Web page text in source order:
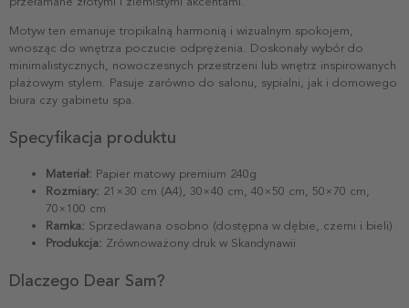
Motyw ten emanuje tropikalną harmonią i wizualnym spokojem,
wnosząc do wnętrza poczucie odprężenia. Doskonały wybór do
minimalistycznych, nowoczesnych przestrzeni lub wnętrz inspirowanych
plażowym stylem. Pasuje zarówno do salonu, sypialni, jak i domowego
biura czy gabinetu spa.
Specyfikacja produktu
Materiał: Papier matowy premium 240g
Rozmiary: 21×30 cm (A4), 30×40 cm, 40×50 cm, 50×70 cm,
70×100 cm
Ramka: Sprzedawana osobno (dostępna w dębie, czerni i bieli)
Produkcja: Zrównoważony druk w Skandynawii
Dlaczego Dear Sam?